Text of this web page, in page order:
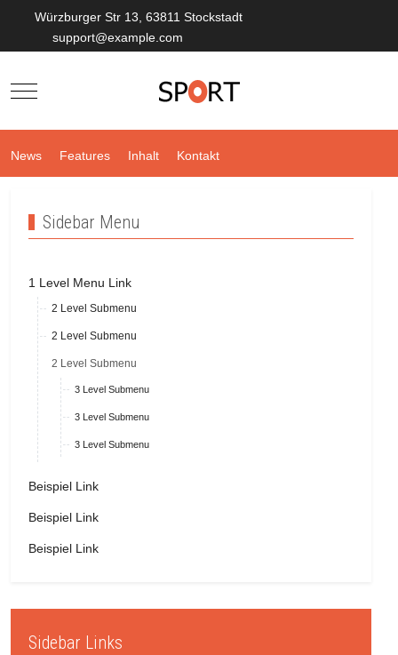
Würzburger Str 13, 63811 Stockstadt
support@example.com
Mobile Menu Toggle
News Features Inhalt Kontakt
Sidebar Menu
1 Level Menu Link
2 Level Submenu
2 Level Submenu
2 Level Submenu
3 Level Submenu
3 Level Submenu
3 Level Submenu
Beispiel Link
Beispiel Link
Beispiel Link
Sidebar Links